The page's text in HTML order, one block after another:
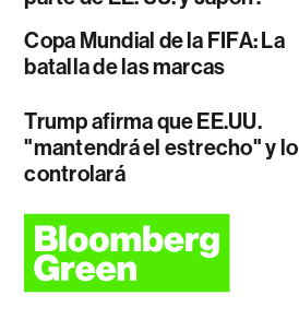
Copa Mundial de la FIFA: La
batalla de las marcas
Trump afirma que EE.UU.
"mantendrá el estrecho" y lo
controlará